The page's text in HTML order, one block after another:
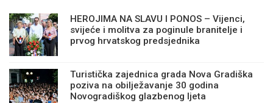
HEROJIMA NA SLAVU I PONOS – Vijenci,
svijeće i molitva za poginule branitelje i
prvog hrvatskog predsjednika
Turistička zajednica grada Nova Gradiška
poziva na obilježavanje 30 godina
Novogradiškog glazbenog ljeta